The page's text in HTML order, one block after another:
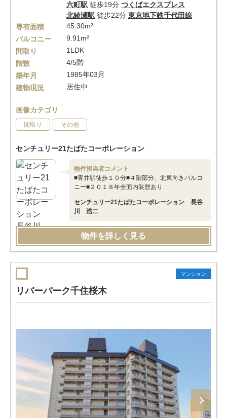
六町駅 徒歩19分 つくばエクスプレス
北綾瀬駅 徒歩22分 東京地下鉄千代田線
専有面積
45.30m²
バルコニー
9.91m²
間取り
1LDK
階数
4/5階
築年月
1985年03月
建物現況
居住中
画像カテゴリ
間取り その他
センチュリー21たばたコーポレーション
物件担当者コメント
■青井駅徒歩１０分■４階部分、北東向きバルコ
ニー■２０１８年全面内装歴あり
センチュリー21たばたコーポレーション 長谷
川 浩二
物件を詳しく見る
マンション
リバーパーク千住桜木